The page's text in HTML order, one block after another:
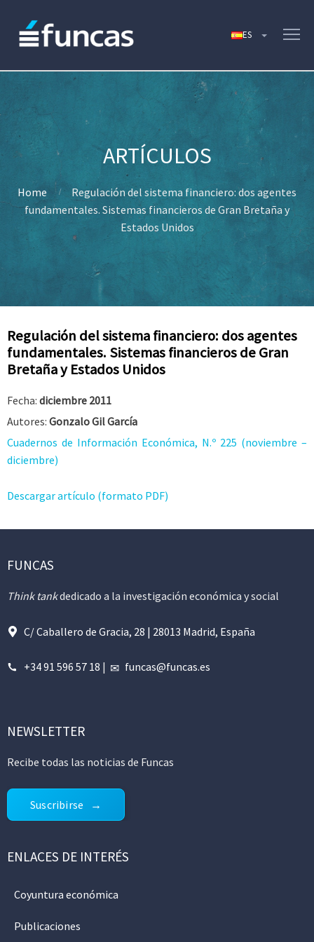
Home
Regulación del sistema financiero: dos agentes
fundamentales. Sistemas financieros de Gran Bretaña y
Estados Unidos
Regulación del sistema financiero: dos agentes
fundamentales. Sistemas financieros de Gran
Bretaña y Estados Unidos
Fecha: diciembre 2011
Autores: Gonzalo Gil García
Cuadernos de Información Económica, N.º 225 (noviembre –
diciembre)
Descargar artículo (formato PDF)
FUNCAS
Think tankdedicado a la investigación económica y social
C/ Caballero de Gracia, 28 | 28013 Madrid, España
+34 91 596 57 18 | funcas@funcas.es
NEWSLETTER
Recibe todas las noticias de Funcas
Suscribirse
ENLACES DE INTERÉS
Coyuntura económica
Publicaciones